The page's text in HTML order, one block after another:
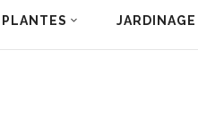
PLANTES JARDINAGE